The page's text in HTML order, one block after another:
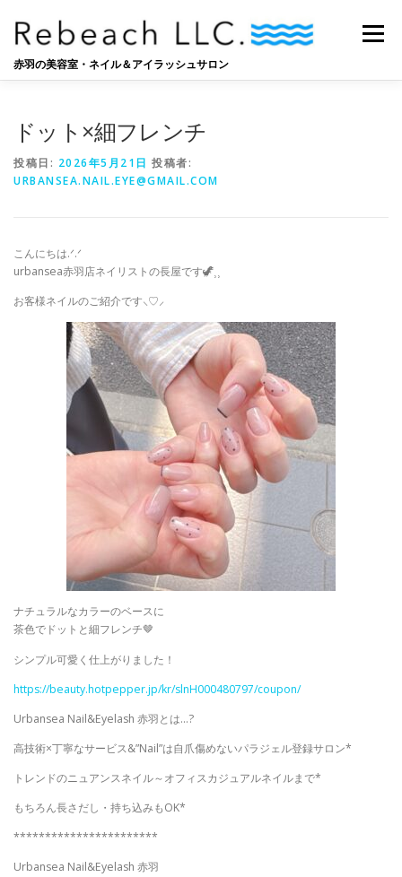
ツ
赤羽の美容室・ネイル＆アイラッシュサロン
メニュー
ドット×細フレンチ
投稿日: 2026年5月21日 投稿者:
URBANSEA.NAIL.EYE@GMAIL.COM
こんにちは‪‪.ᐟ‪.ᐟ
urbansea赤羽店ネイリストの長屋です🦖⸒⸒
お客様ネイルのご紹介です‪⸜♡⸝‍‬
ナチュラルなカラーのベースに
茶色でドットと細フレンチ🤎
シンプル可愛く仕上がりました！
https://beauty.hotpepper.jp/kr/slnH000480797/coupon/
Urbansea Nail&Eyelash 赤羽とは…?
高技術×丁寧なサービス&”Nail”は自爪傷めないパラジェル登録サロン*
トレンドのニュアンスネイル～オフィスカジュアルネイルまで*
もちろん長さだし・持ち込みもOK*
***********************
Urbansea Nail&Eyelash 赤羽